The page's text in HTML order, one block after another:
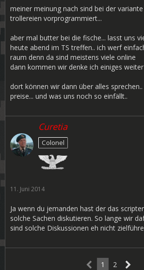
meiner meinung nach sind bei der
trollereien vorprogrammiert...
aber mal butter bei die fische... lasst uns
heute abend im TS treffen.. ich werf
raum denn da sind meistens viele online
dann kommen wir denke ich einiges weiter
dort können wir dann über alles
preise... und was uns noch so einfällt..
Curetia
Colonel
11. Juni 2014
Ja wenn du jemanden hast der das
solche Sachen diskutieren. So lange wir
sind solche Diskussionen eh nicht
1 2